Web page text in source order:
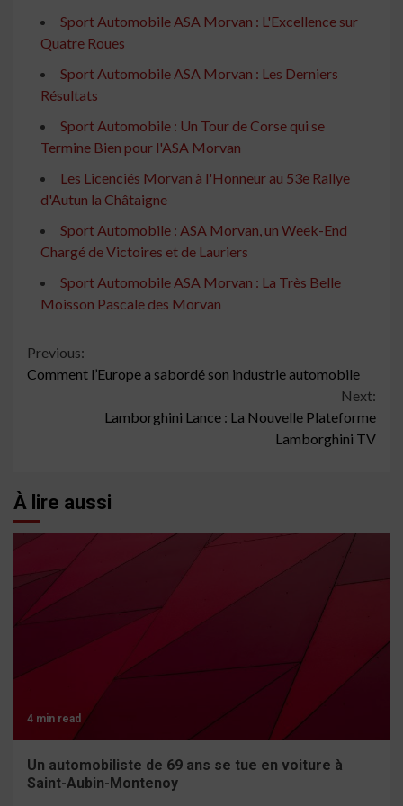
Sport Automobile ASA Morvan : L'Excellence sur
Quatre Roues
Sport Automobile ASA Morvan : Les Derniers
Résultats
Sport Automobile : Un Tour de Corse qui se
Termine Bien pour l'ASA Morvan
Les Licenciés Morvan à l'Honneur au 53e Rallye
d'Autun la Châtaigne
Sport Automobile : ASA Morvan, un Week-End
Chargé de Victoires et de Lauriers
Sport Automobile ASA Morvan : La Très Belle
Moisson Pascale des Morvan
Continue
Previous:
Comment l’Europe a sabordé son industrie automobile
Next:
Lamborghini Lance : La Nouvelle Plateforme
Lamborghini TV
À lire aussi
4 min read
Un automobiliste de 69 ans se tue en voiture à
Saint-Aubin-Montenoy